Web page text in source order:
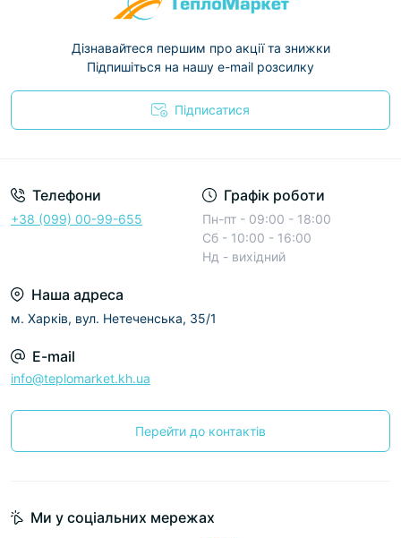
Дізнавайтеся першим про акції та знижки
Підпишіться на нашу e-mail розсилку
Підписатися
Телефони
+38 (099) 00-99-655
Графік роботи
Пн-пт - 09:00 - 18:00
Сб - 10:00 - 16:00
Нд - вихідний
Наша адреса
м. Харків, вул. Нетеченська, 35/1
E-mail
info@teplomarket.kh.ua
Перейти до контактів
Ми у соціальних мережах